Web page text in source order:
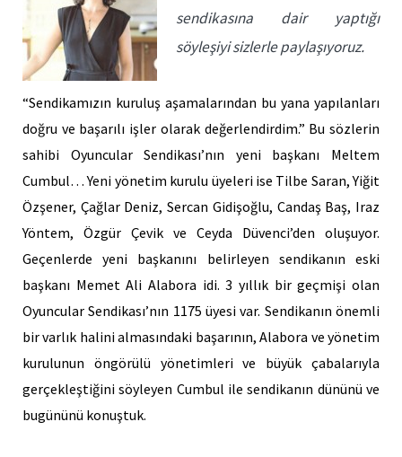
sendikasına dair yaptığı
söyleşiyi sizlerle paylaşıyoruz.
“Sendikamızın kuruluş aşamalarından bu yana yapılanları
doğru ve başarılı işler olarak değerlendirdim.” Bu sözlerin
sahibi Oyuncular Sendikası’nın yeni başkanı Meltem
Cumbul… Yeni yönetim kurulu üyeleri ise Tilbe Saran, Yiğit
Özşener, Çağlar Deniz, Sercan Gidişoğlu, Candaş Baş, Iraz
Yöntem, Özgür Çevik ve Ceyda Düvenci’den oluşuyor.
Geçenlerde yeni başkanını belirleyen sendikanın eski
başkanı Memet Ali Alabora idi. 3 yıllık bir geçmişi olan
Oyuncular Sendikası’nın 1175 üyesi var. Sendikanın önemli
bir varlık halini almasındaki başarının, Alabora ve yönetim
kurulunun öngörülü yönetimleri ve büyük çabalarıyla
gerçekleştiğini söyleyen Cumbul ile sendikanın dününü ve
bugününü konuştuk.